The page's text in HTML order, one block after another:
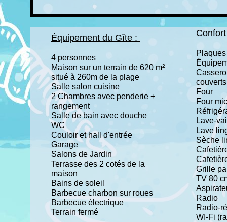
Équipement du Gîte :
4 personnes
Maison sur un terrain de 620 m²
situé à 260m de la plage
Salle salon cuisine
2 Chambres avec penderie +
rangement
Salle de bain avec douche
WC
Couloir et hall d'entrée
Garage
Salons de Jardin
Terrasse des 2 cotés de la
maison
Bains de soleil
Barbecue charbon sur roues
Barbecue électrique
Terrain fermé
Four
Four
Lave-
Lave
Sèche
Grille
TV 80
Radio
Radio-
WI-Fi